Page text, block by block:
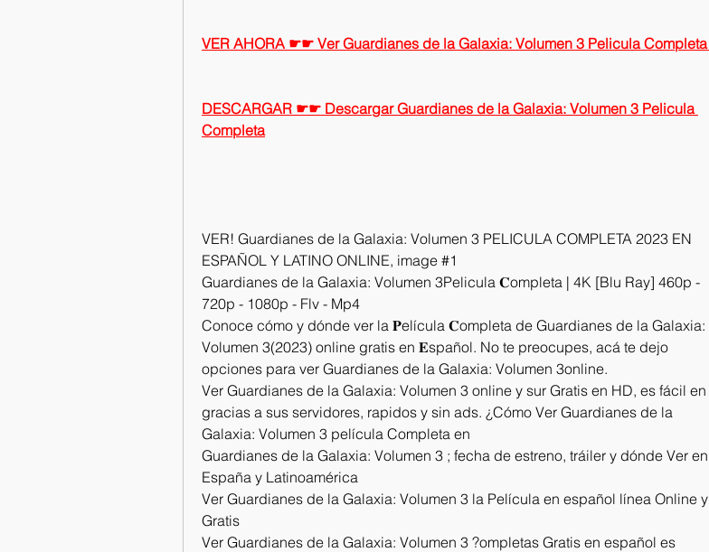
VER AHORA ☛☛ Ver Guardianes de la Galaxia: Volumen 3 Pelicula Completa
DESCARGAR ☛☛ Descargar Guardianes de la Galaxia: Volumen 3 Pelicula
Completa
VER! Guardianes de la Galaxia: Volumen 3 PELICULA COMPLETA 2023 EN
ESPAÑOL Y LATINO ONLINE, image #1
Guardianes de la Galaxia: Volumen 3Pelicula 𝐂ompleta | 4K [Blu Ray] 460p -
720p - 1080p - Flv - Mp4
Conoce cómo y dónde ver la 𝐏elícula 𝐂ompleta de Guardianes de la Galaxia:
Volumen 3(2023) online gratis en 𝐄spañol. No te preocupes, acá te dejo
opciones para ver Guardianes de la Galaxia: Volumen 3online.
Ver Guardianes de la Galaxia: Volumen 3 online y sur Gratis en HD, es fácil en
gracias a sus servidores, rapidos y sin ads. ¿Cómo Ver Guardianes de la
Galaxia: Volumen 3 película Completa en
Guardianes de la Galaxia: Volumen 3 ; fecha de estreno, tráiler y dónde Ver en
España y Latinoamérica
Ver Guardianes de la Galaxia: Volumen 3 la Película en español línea Online y
Gratis
Ver Guardianes de la Galaxia: Volumen 3 ?ompletas Gratis en español es